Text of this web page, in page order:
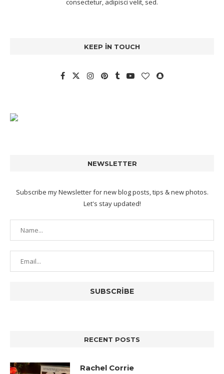
consectetur, adipisci velit, sed.
KEEP IN TOUCH
NEWSLETTER
Subscribe my Newsletter for new blog posts, tips & new photos.
Let's stay updated!
RECENT POSTS
Rachel Corrie